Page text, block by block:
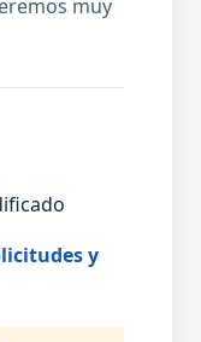
muy
y